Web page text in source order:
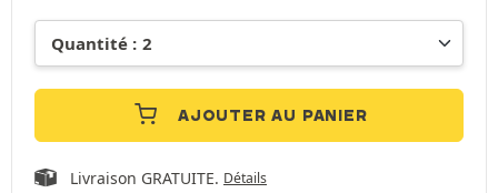
AJOUTER AU PANIER
Livraison GRATUITE. Détails